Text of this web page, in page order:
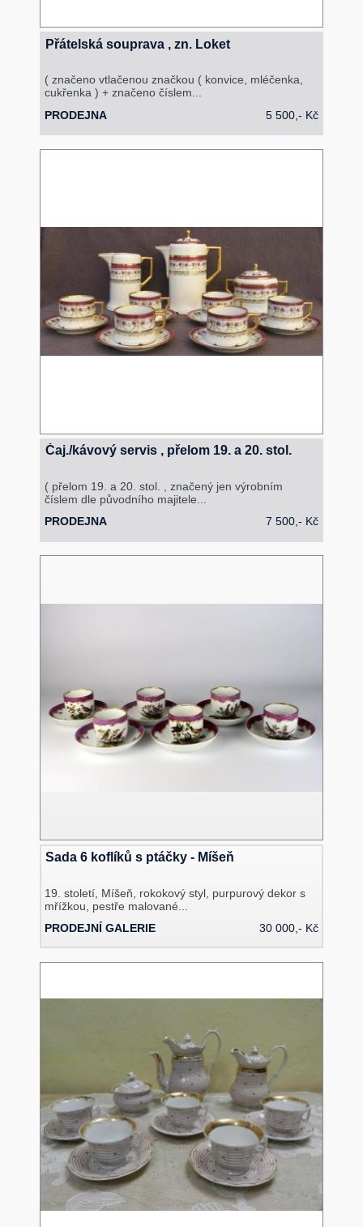
Přátelská souprava , zn. Loket
( značeno vtlačenou značkou ( konvice, mléčenka,
cukřenka ) + značeno číslem...
PRODEJNA
5 500,- Kč
Čaj./kávový servis , přelom 19. a 20. stol.
( přelom 19. a 20. stol. , značený jen výrobním
číslem dle původního majitele...
PRODEJNA
7 500,- Kč
Sada 6 koflíků s ptáčky - Míšeň
19. století, Míšeň, rokokový styl, purpurový dekor s
mřížkou, pestře malované...
PRODEJNÍ GALERIE
30 000,- Kč